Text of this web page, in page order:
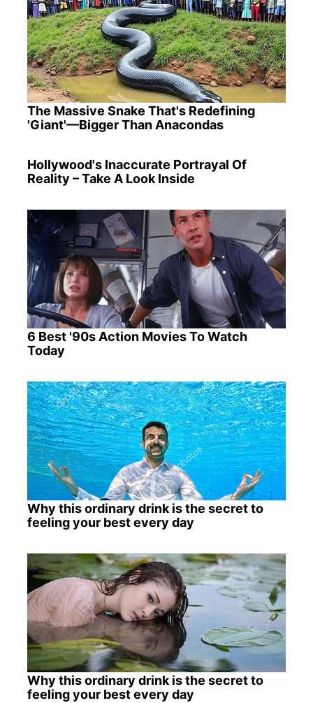
The Massive Snake That's Redefining
'Giant'—Bigger Than Anacondas
Hollywood's Inaccurate Portrayal Of
Reality – Take A Look Inside
6 Best '90s Action Movies To Watch
Today
Why this ordinary drink is the secret to
feeling your best every day
Why this ordinary drink is the secret to
feeling your best every day